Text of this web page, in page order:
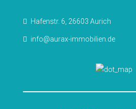
Hafenstr. 6, 26603 Aurich
info@aurax-immobilien.de